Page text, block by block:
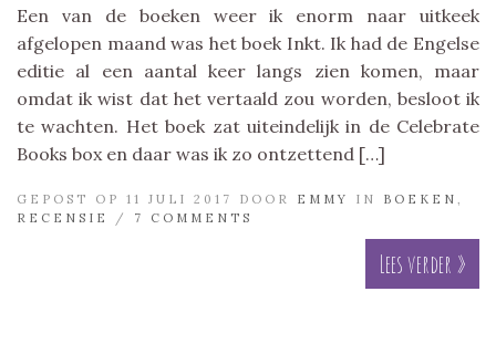
Een van de boeken weer ik enorm naar uitkeek
afgelopen maand was het boek Inkt. Ik had de Engelse
editie al een aantal keer langs zien komen, maar
omdat ik wist dat het vertaald zou worden, besloot ik
te wachten. Het boek zat uiteindelijk in de Celebrate
Books box en daar was ik zo ontzettend […]
GEPOST OP 11 JULI 2017 DOOR EMMY IN BOEKEN
RECENSIE
/ 7 COMMENTS
Lees verder »